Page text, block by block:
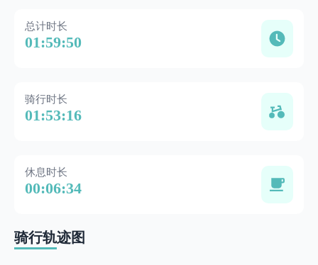
总计时长
01:59:50
骑行时长
01:53:16
休息时长
00:06:34
骑行轨迹图